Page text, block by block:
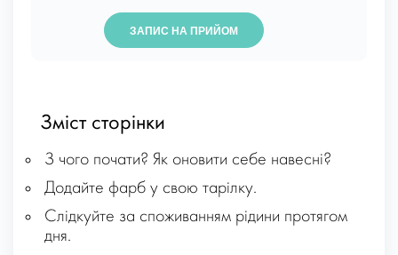
ЗАПИС НА ПРИЙОМ
Зміст сторінки
З чого почати? Як оновити себе навесні?
Додайте фарб у свою тарілку.
Слідкуйте за споживанням рідини протягом
дня.